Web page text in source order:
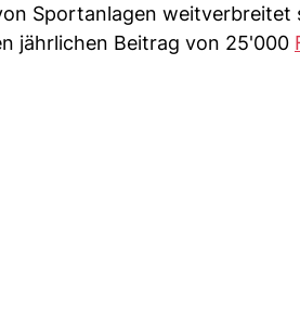
Sportanlagen weitverbreitet
jährlichen Beitrag von 25'000